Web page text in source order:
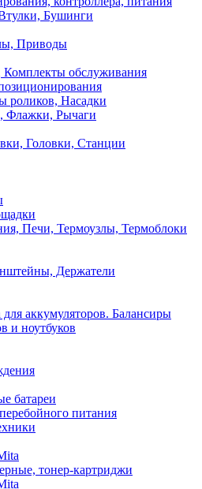
Бушинги
Приводы
Комплекты обслуживания
роликов, Насадки
Флажки, Рычаги
Головки, Станции
Печи, Термоузлы, Термоблоки
Держатели
для аккумуляторов. Балансиры
и ноутбуков
батареи
питания
тонер-картриджи